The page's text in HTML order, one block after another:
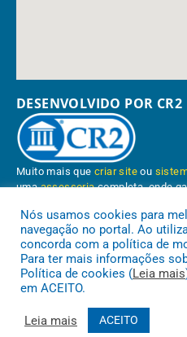
DESENVOLVIDO POR CR2
Muito mais quecriar site ou
umaassessoriacompleta, onde
Conheça oPNTP e oRadar da
Nós usamos cookies para
navegação no portal. Ao
concorda com a política de
Para ter mais informações
Política de cookies (Leia mais
em ACEITO.
Leia mais ACEITO